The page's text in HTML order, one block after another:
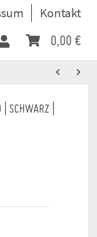
Kontakt
0,00 €
SCHWARZ |